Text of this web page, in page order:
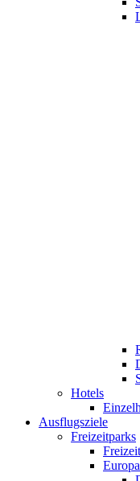
Hotels
Ausflugsziele
Freizeitparks